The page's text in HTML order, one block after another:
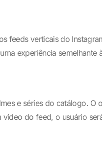
feeds verticais do
experiência semelhante
e séries do catálogo. O
do feed, o usuário